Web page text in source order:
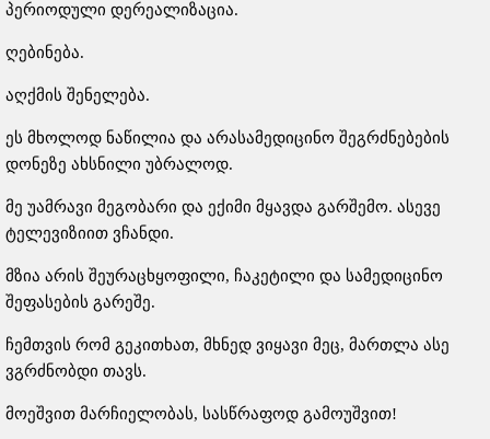
პერიოდული დერეალიზაცია.
ღებინება.
აღქმის შენელება.
ეს მხოლოდ ნაწილია და არასამედიცინო შეგრძნებების
დონეზე ახსნილი უბრალოდ.
მე უამრავი მეგობარი და ექიმი მყავდა გარშემო. ასევე
ტელევიზიით ვჩანდი.
მზია არის შეურაცხყოფილი, ჩაკეტილი და სამედიცინო
შეფასების გარეშე.
ჩემთვის რომ გეკითხათ, მხნედ ვიყავი მეც, მართლა ასე
ვგრძნობდი თავს.
მოეშვით მარჩიელობას, სასწრაფოდ გამოუშვით!